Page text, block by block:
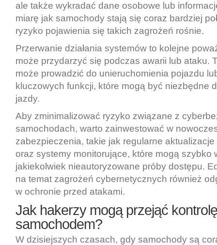
ale także wykradać dane osobowe lub
miarę jak samochody stają się coraz bardziej
ryzyko pojawienia się takich zagrożeń rośnie.
Przerwanie działania systemów to kolejne
może przydarzyć się podczas awarii lub ataku.
może prowadzić do unieruchomienia pojazdu
kluczowych funkcji, które mogą być niezbędne
jazdy.
Aby zminimalizować ryzyko związane z
samochodach, warto zainwestować w
zabezpieczenia, takie jak regularne
oraz systemy monitorujące, które mogą szybko
jakiekolwiek nieautoryzowane próby dostępu.
na temat zagrożeń cybernetycznych również
w ochronie przed atakami.
Jak hakerzy mogą przejąć
samochodem?
W dzisiejszych czasach, gdy samochody są